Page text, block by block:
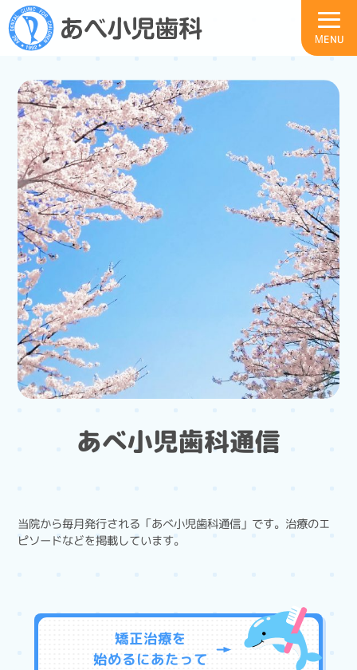
あべ小児歯科通信
当院から毎月発行される「あべ小児歯科通信」です。治療のエ
ピソードなどを掲載しています。
矯正治療を
始めるにあたって